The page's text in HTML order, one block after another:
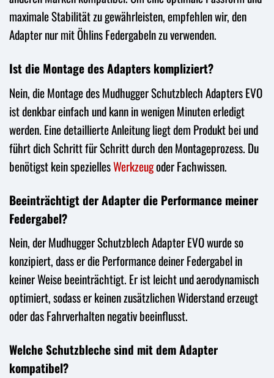
maximale Stabilität zu gewährleisten, empfehlen wir, den
Adapter nur mit Öhlins Federgabeln zu verwenden.
Ist die Montage des Adapters kompliziert?
Nein, die Montage des Mudhugger Schutzblech Adapters EVO
ist denkbar einfach und kann in wenigen Minuten erledigt
werden. Eine detaillierte Anleitung liegt dem Produkt bei und
führt dich Schritt für Schritt durch den Montageprozess. Du
benötigst kein speziellesWerkzeugoder Fachwissen.
Beeinträchtigt der Adapter die Performance meiner
Federgabel?
Nein, der Mudhugger Schutzblech Adapter EVO wurde so
konzipiert, dass er die Performance deiner Federgabel in
keiner Weise beeinträchtigt. Er ist leicht und aerodynamisch
optimiert, sodass er keinen zusätzlichen Widerstand erzeugt
oder das Fahrverhalten negativ beeinflusst.
Welche Schutzbleche sind mit dem Adapter
kompatibel?